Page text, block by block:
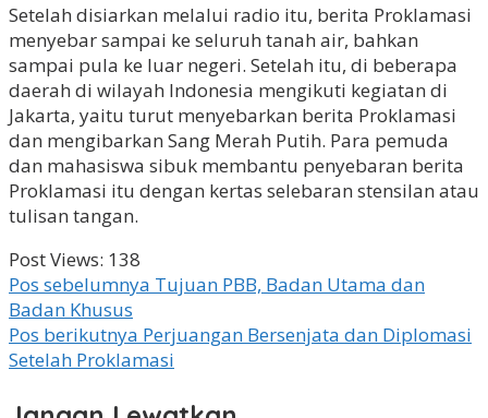
Setelah disiarkan melalui radio itu, berita Proklamasi
menyebar sampai ke seluruh tanah air, bahkan
sampai pula ke luar negeri. Setelah itu, di beberapa
daerah di wilayah Indonesia mengikuti kegiatan di
Jakarta, yaitu turut menyebarkan berita Proklamasi
dan mengibarkan Sang Merah Putih. Para pemuda
dan mahasiswa sibuk membantu penyebaran berita
Proklamasi itu dengan kertas selebaran stensilan atau
tulisan tangan.
Post Views: 138
Navigasi
pos
Pos sebelumnya Tujuan PBB, Badan Utama dan
Badan Khusus
Pos berikutnya Perjuangan Bersenjata dan Diplomasi
Setelah Proklamasi